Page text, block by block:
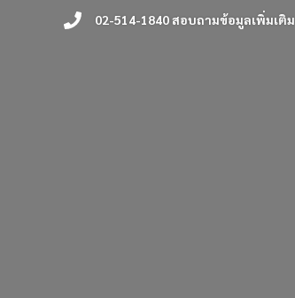
02-514-1840 สอบถามข้อมูลเพิ่มเติม